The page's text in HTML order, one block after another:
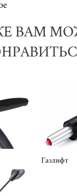
ВАМ
Газлифт